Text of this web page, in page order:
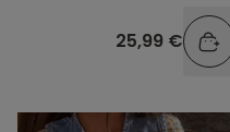
25,99 €